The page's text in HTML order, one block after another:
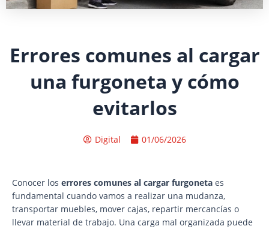
Errores comunes al cargar
una furgoneta y cómo
evitarlos
Digital 01/06/2026
Conocer los errores comunes al cargar furgoneta es
fundamental cuando vamos a realizar una mudanza,
transportar muebles, mover cajas, repartir mercancías o
llevar material de trabajo. Una carga mal organizada puede